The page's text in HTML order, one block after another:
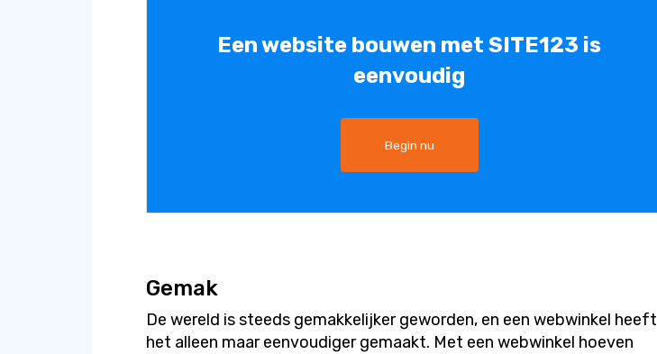
Een website bouwen met SITE123 is
eenvoudig
Begin nu
Gemak
De wereld is steeds gemakkelijker geworden, en een webwinkel heeft
het alleen maar eenvoudiger gemaakt. Met een webwinkel hoeven